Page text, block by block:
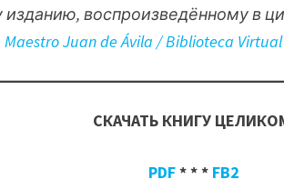
изданию, воспроизведённому в
Maestro Juan de Ávila / Biblioteca
СКАЧАТЬ КНИГУ
PDF* * * FB2